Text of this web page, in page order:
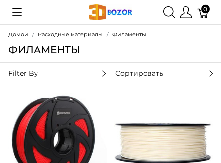
0
Домой Расходные материалы Филаменты
ФИЛАМЕНТЫ
Filter By Сортировать